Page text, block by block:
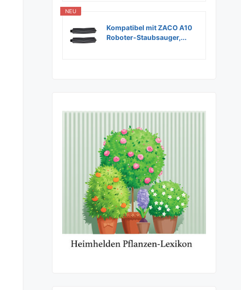
NEU
Kompatibel mit ZACO A10
Roboter-Staubsauger,...